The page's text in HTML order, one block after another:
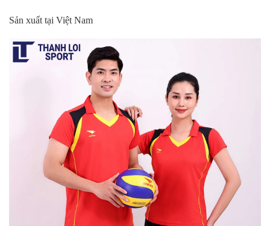
Sản xuất tại Việt Nam